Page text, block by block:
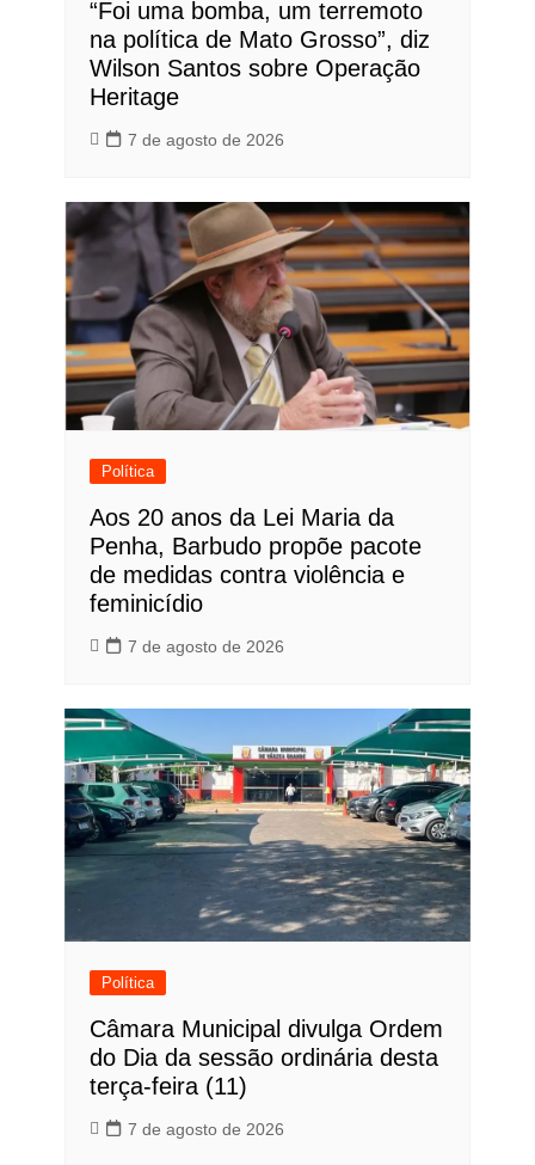
“Foi uma bomba, um terremoto
na política de Mato Grosso”, diz
Wilson Santos sobre Operação
Heritage
7 de agosto de 2026
Política
Aos 20 anos da Lei Maria da
Penha, Barbudo propõe pacote
de medidas contra violência e
feminicídio
7 de agosto de 2026
Política
Câmara Municipal divulga Ordem
do Dia da sessão ordinária desta
terça-feira (11)
7 de agosto de 2026